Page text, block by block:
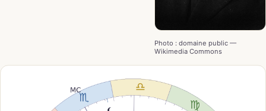
Photo : domaine public —
Wikimedia Commons